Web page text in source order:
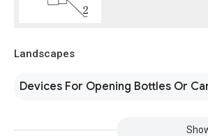
Landscapes
Devices For Opening Bottles Or